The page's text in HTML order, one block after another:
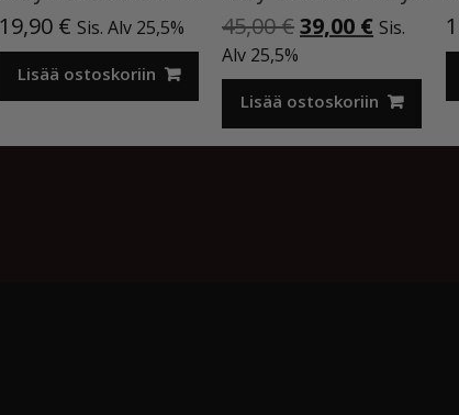
19,90 € Sis. Alv 25,5%
Lisää ostoskoriin
45,00€Alkuperäinen
oli:
45,00 €.
39,00 €
on:
39,00 €.
Sis.
Alv 25,5%
Lisää ostoskoriin